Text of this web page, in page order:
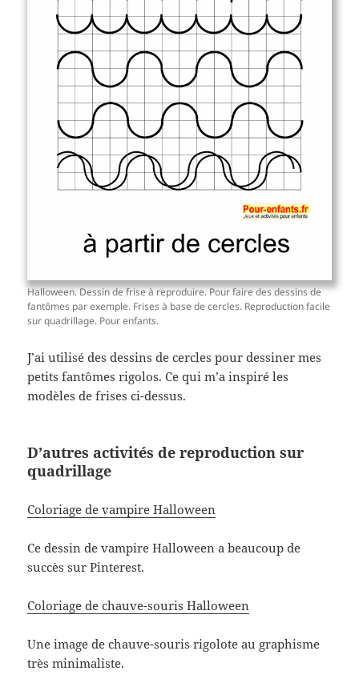
Halloween. Dessin de frise à reproduire. Pour faire des dessins de
fantômes par exemple. Frises à base de cercles. Reproduction facile
sur quadrillage. Pour enfants.
J’ai utilisé des dessins de cercles pour dessiner mes
petits fantômes rigolos. Ce qui m’a inspiré les
modèles de frises ci-dessus.
D’autres activités de reproduction sur
quadrillage
Coloriage de vampire Halloween
Ce dessin de vampire Halloween a beaucoup de
succès sur Pinterest.
Coloriage de chauve-souris Halloween
Une image de chauve-souris rigolote au graphisme
très minimaliste.